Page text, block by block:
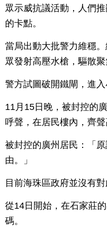
眾示威抗議活動，人們
的卡點。
當局出動大批警力維穩
眾發射高壓水槍，驅散聚
警方試圖破開鐵閘，進入
11月15日晚，被封控的
呼聲，在居民樓內，齊聲
被封控的廣州居民：「
由。」
目前海珠區政府並沒有
從14日開始，在石家莊
碼。